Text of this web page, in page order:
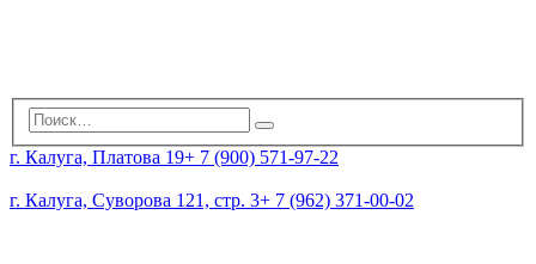
г. Калуга, Платова 19+ 7 (900) 571-97-22
г. Калуга, Суворова 121, стр. 3+ 7 (962) 371-00-02